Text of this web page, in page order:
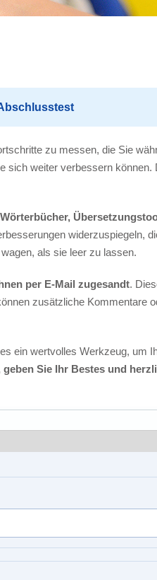
zu messen, die Sie
sich weiter verbessern können.
widerzuspiegeln,
als sie leer zu lassen.
per E-Mail zugesandt.
zusätzliche Kommentare
ein wertvolles Werkzeug, um
geben Sie Ihr Bestes und